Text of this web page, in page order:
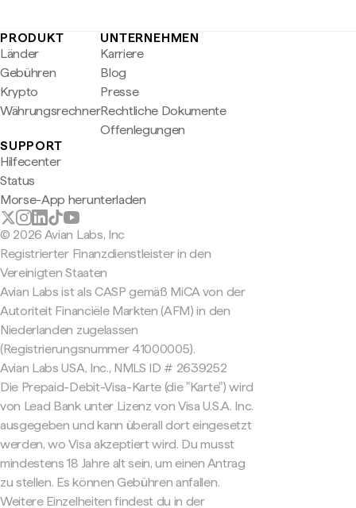
PRODUKT
Länder
Gebühren
Krypto
Währungsrechner
UNTERNEHMEN
Karriere
Blog
Presse
Rechtliche Dokumente
Offenlegungen
SUPPORT
Hilfecenter
Status
Morse-App herunterladen
© 2026 Avian Labs, Inc
Registrierter Finanzdienstleister in den
Vereinigten Staaten
Avian Labs ist als CASP gemäß MiCA von der
Autoriteit Financiële Markten (AFM) in den
Niederlanden zugelassen
(Registrierungsnummer 41000005).
Avian Labs USA, Inc., NMLS ID # 2639252
Die Prepaid-Debit-Visa-Karte (die "Karte") wird
von Lead Bank unter Lizenz von Visa U.S.A. Inc.
ausgegeben und kann überall dort eingesetzt
werden, wo Visa akzeptiert wird. Du musst
mindestens 18 Jahre alt sein, um einen Antrag
zu stellen. Es können Gebühren anfallen.
Weitere Einzelheiten findest du in der